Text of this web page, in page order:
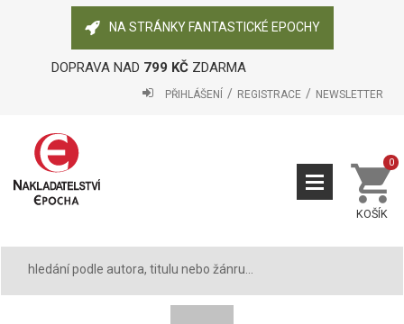
NA STRÁNKY FANTASTICKÉ EPOCHY
DOPRAVA NAD 799 KČZDARMA
PŘIHLÁŠENÍ REGISTRACE NEWSLETTER
KOŠÍK
0